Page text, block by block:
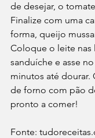
de desejar, o
Finalize com uma
forma, queijo
Coloque o leite nas
sanduíche e asse
minutos até dourar.
de forno com pão
pronto a comer!
Fonte: